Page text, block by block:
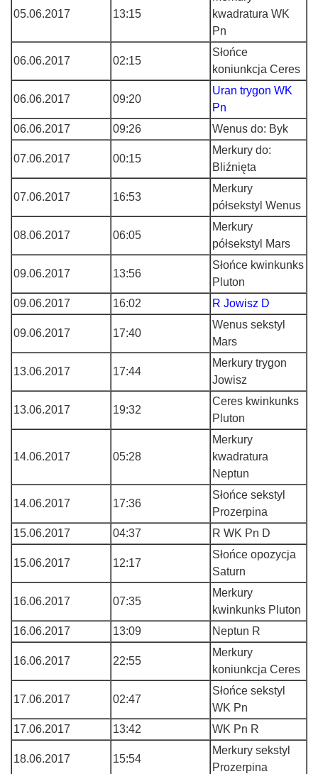
05.06.2017 13:15
kwadratura WK
Pn
06.06.2017 02:15
Słońce
koniunkcja Ceres
06.06.2017 09:20
Uran trygon WK
Pn
06.06.2017
09:26 Wenus do: Byk
07.06.2017 00:15
Merkury do:
Bliźnięta
07.06.2017 16:53
Merkury
półsekstyl Wenus
08.06.2017 06:05
Merkury
półsekstyl Mars
09.06.2017 13:56
Słońce kwinkunks
Pluton
09.06.2017
16:02 R Jowisz D
09.06.2017 17:40
Wenus sekstyl
Mars
13.06.2017 17:44
Merkury trygon
Jowisz
13.06.2017 19:32
Ceres kwinkunks
Pluton
14.06.2017 05:28
Merkury
kwadratura
Neptun
14.06.2017 17:36
Słońce sekstyl
Prozerpina
15.06.2017
04:37 R WK Pn D
15.06.2017 12:17
Słońce opozycja
Saturn
16.06.2017 07:35
Merkury
kwinkunks Pluton
16.06.2017
13:09 Neptun R
16.06.2017 22:55
Merkury
koniunkcja Ceres
17.06.2017 02:47
Słońce sekstyl
WK Pn
17.06.2017
13:42 WK Pn R
18.06.2017 15:54
Merkury sekstyl
Prozerpina